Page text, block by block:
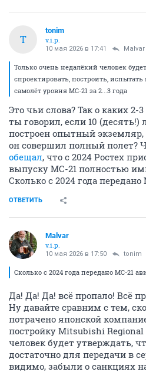
T
tonim
v.i.p.
10 мая 2026 в 17:41 Malvar
Только очень недалёкий человек
спроектировать, построить,
самолёт уровня МС-21 за 2...3 года
Это чьи слова? Так о каких
ты говорил, если 10 (десять!)
построен опытный экземляр,
он совершил полный полет?
обещал, что с 2024 Ростех
выпуску МС-21 полностью
Сколько с 2024 года
ОТВЕТИТЬ
Malvar
v.i.p.
10 мая 2026 в 17:50 tonim
Сколько с 2024 года передано МС-21
Да! Да! Да! всё пропало! Всё
Ну давайте сравним с тем,
потрачено японской
постройку Mitsubishi
человек будет утверждать,
достаточно для передачи в
видимо, забыли о санкциях